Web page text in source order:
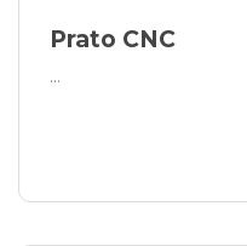
Prato CNC
...